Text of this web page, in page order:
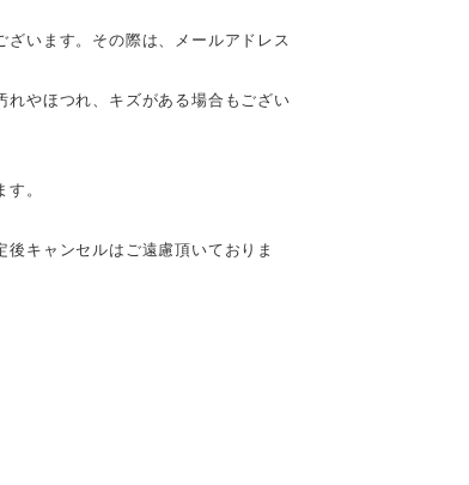
います。その際は、メールアドレス
やほつれ、キズがある場合もござい
。
キャンセルはご遠慮頂いておりま